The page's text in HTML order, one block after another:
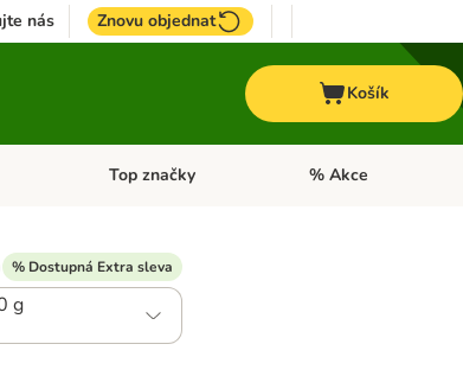
nás Znovu objednat
Košík
Otevřít menu: + VET Dieta
Top značky Otevřít menu: Top
% Akce
% Dostupná Extra sleva
g